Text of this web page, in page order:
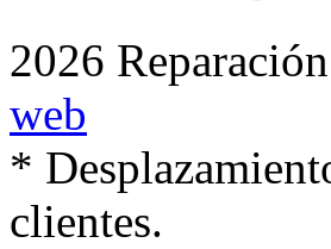
2026
web
*
clientes.